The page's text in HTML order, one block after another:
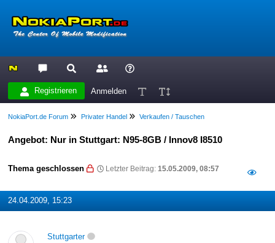
Registrieren Anmelden
NokiaPort.de Forum Privater Handel Verkaufen / Tauschen
Angebot: Nur in Stuttgart: N95-8GB / Innov8 I8510
Thema geschlossen Letzter Beitrag: 15.05.2009, 08:57
24.04.2009, 15:23
Stuttgarter